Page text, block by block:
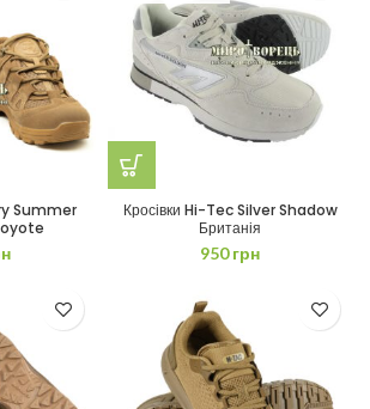
Summer
Кросівки Hi-Tec Silver Shadow
Британія
950грн